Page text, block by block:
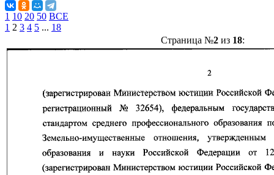
1 10 20 50 ВСЕ
1 2 3 4 5 ... 18
Страница №2из 18: